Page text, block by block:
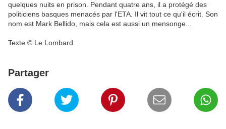
quelques nuits en prison. Pendant quatre ans, il a protégé des
politiciens basques menacés par l'ETA. Il vit tout ce qu'il écrit. Son
nom est Mark Bellido, mais cela est aussi un mensonge...
Texte © Le Lombard
Partager